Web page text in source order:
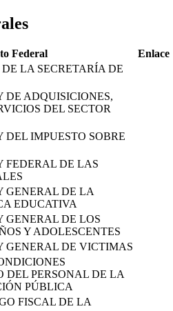
Federal
Enlace
LA SECRETARÍA DE
ADQUISICIONES,
DEL SECTOR
IMPUESTO SOBRE
FEDERAL DE LAS
GENERAL DE LA
EDUCATIVA
GENERAL DE LOS
Y ADOLESCENTES
GENERAL DE VICTIMAS
DEL PERSONAL DE LA
PÚBLICA
FISCAL DE LA